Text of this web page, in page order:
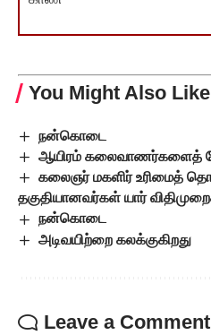
You Might Also Like
நன்கொடை
ஆயிரம் கலைவாணர்களைத்
கலைஞர் மகளிர் உரிமைத்
தகுதியானவர்கள் யார்
நன்கொடை
அடிவயிற்றை கலக்குகிறது
Leave a Comment